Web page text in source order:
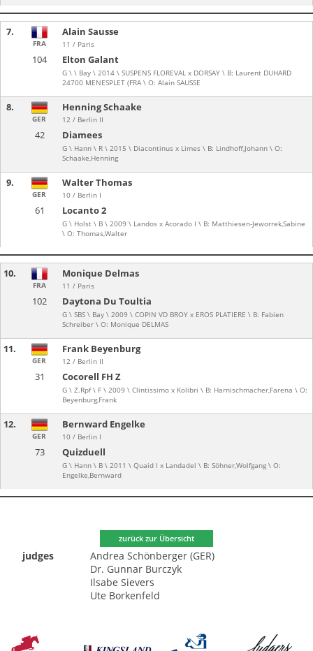
7.
104 Elton Galant
G \ \ Bay \ 2014 \ SUSPENS FLOREVAL x DORSAY \ B: Laurent DUHARD
24700 MENESPLET (FRA \ O: Alain SAUSSE
FRA
Alain Sausse
11 / Paris
8.
42 Diamees
G \ Hann \ R \ 2015 \ Diacontinus x Limes \ B: Lindhoff,Johann \ O:
Schaake,Henning
GER
Henning Schaake
12 / Berlin II
9.
61 Locanto 2
G \ Holst \ B \ 2009 \ Landos x Acorado I \ B: Matthiesen-Jeworrek,Sabine
\ O: Thomas,Walter
GER
Walter Thomas
10 / Berlin I
10.
102 Daytona Du Toultia
G \ SBS \ Bay \ 2009 \ COPIN VD BROY x EROS PLATIERE \ B: Fabien
Schreiber \ O: Monique DELMAS
FRA
Monique Delmas
11 / Paris
11.
31 Cocorell FH Z
G \ Z.Rpf \ F \ 2009 \ Clintissimo x Kolibri \ B: Harnischmacher,Farena \ O:
Beyenburg,Frank
GER
Frank Beyenburg
12 / Berlin II
12.
73 Quizduell
G \ Hann \ B \ 2011 \ Quaid I x Landadel \ B: Söhner,Wolfgang \ O:
Engelke,Bernward
GER
Bernward Engelke
10 / Berlin I
zurück zur Übersicht
judges
Andrea Schönberger (GER)
Dr. Gunnar Burczyk
Ilsabe Sievers
Ute Borkenfeld